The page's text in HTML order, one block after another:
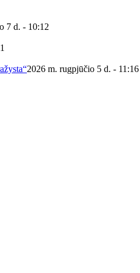
7 d. - 10:12
2026 m. rugpjūčio 5 d. - 11:16